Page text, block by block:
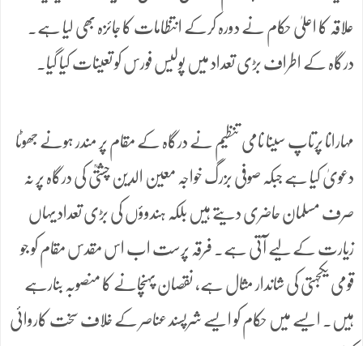
علاقہ کا اعلیٰ حکام نے دورہ کرکے انتظامات کا جائزہ بھی لیا ہے۔
درگاہ کے اطراف بڑی تعداد میں پولیس فورس کو تعینات کیا گیا۔
مہارانا پرتاپ سینا نامی تنظیم نے درگاہ کے مقام پر مندر ہونے جھوٹا
دعویٰ کیا ہے جبکہ صوفی بزرگ خواجہ معین الدین چشتیؒ کی درگاہ پر نہ
صرف مسلمان حاضری دیتے ہیں بلکہ ہندوؤں کی بڑی تعداد یہاں
زیارت کے لیے آتی ہے۔ فرقہ پرست اب اس مقدس مقام کو جو
قومی یکجہتی کی شاندار مثال ہے، نقصان پہنچانے کا منصوبہ بنارہے
ہیں۔ ایسے میں حکام کو ایسے شرپسند عناصر کے خلاف سخت کاروائی